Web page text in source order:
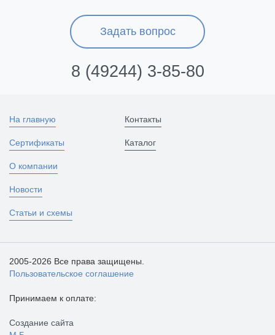
Задать вопрос
8 (49244) 3-85-80
На главную
Сертификаты
О компании
Новости
Статьи и схемы
Контакты
Каталог
2005-2026 Все права защищены.
Пользовательское соглашение
Принимаем к оплате:
Создание сайта